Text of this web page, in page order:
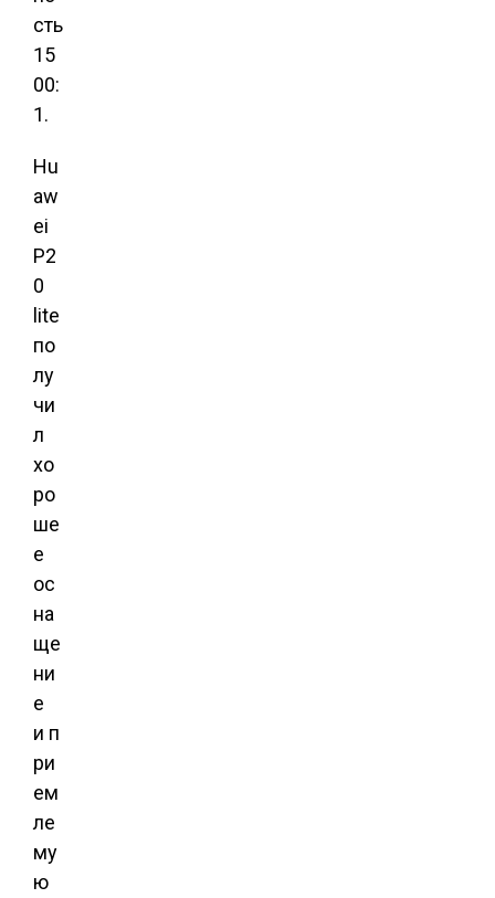
сть
15
00:
1.
Hu
aw
ei
P2
0
lite
по
лу
чи
л
хо
ро
ше
е
ос
на
ще
ни
е
и п
ри
ем
ле
му
ю